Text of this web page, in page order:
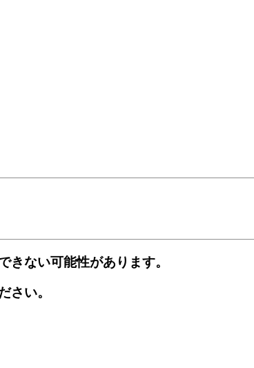
きない可能性があります。
さい。